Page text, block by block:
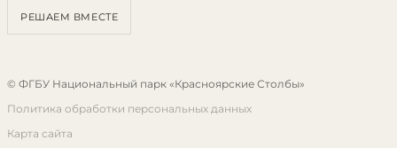
РЕШАЕМ ВМЕСТЕ
© ФГБУ Национальный парк «Красноярские Столбы»
Политика обработки персональных данных
Карта сайта